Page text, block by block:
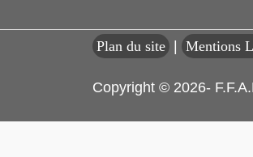
Plan du site Mentions
Copyright © 2026-